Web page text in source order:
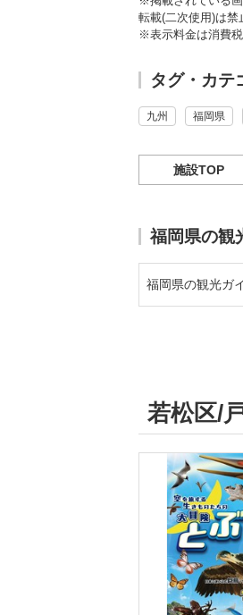
転載(二次使用)は禁
※表示料金は消費税
タグ・カテ
九州 福岡県
施設TOP
福岡県の観
福岡県の観光ガ
若松区/